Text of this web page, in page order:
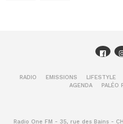
RADIO EMISSIONS LIFESTYLE
AGENDA
PALÉO
Radio One FM - 35, rue des Bains -